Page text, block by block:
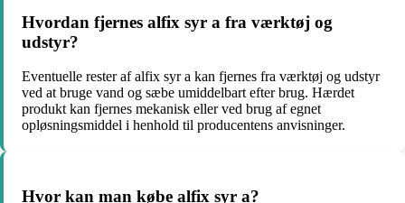
Hvordan fjernes alfix syr a fra værktøj og
udstyr?
Eventuelle rester af alfix syr a kan fjernes fra værktøj og udstyr
ved at bruge vand og sæbe umiddelbart efter brug. Hærdet
produkt kan fjernes mekanisk eller ved brug af egnet
opløsningsmiddel i henhold til producentens anvisninger.
Hvor kan man købe alfix syr a?